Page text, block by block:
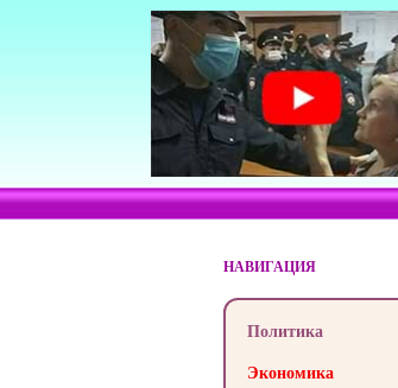
НАВИГАЦИЯ
Политика
Экономика